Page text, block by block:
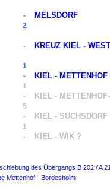
- MELSDORF
2
-
KREUZ KIEL - WEST
1
- KIEL - METTENHOF
1
-
KIEL -
5
-
KIEL - SUCHSDORF
1
-
KIEL - WIK ?
des Übergangs B 202 / A
Mettenhof - Bordesholm